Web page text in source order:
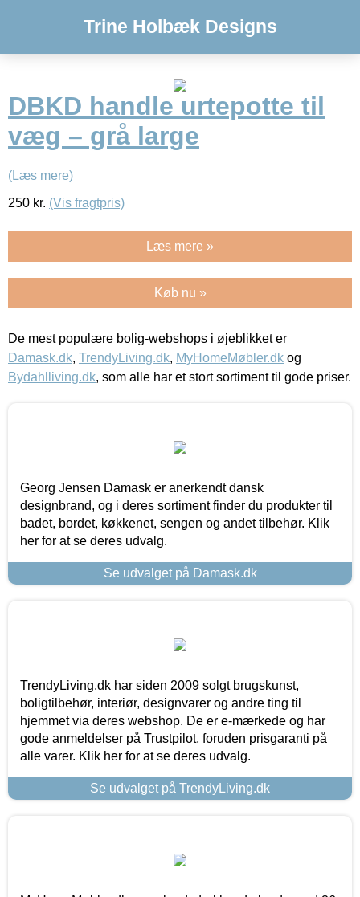
Trine Holbæk Designs
DBKD handle urtepotte til
væg – grå large
(Læs mere)
250 kr. (Vis fragtpris)
Læs mere »
Køb nu »
De mest populære bolig-webshops i øjeblikket er
Damask.dk, TrendyLiving.dk, MyHomeMøbler.dk og
Bydahlliving.dk, som alle har et stort sortiment til gode priser.
Georg Jensen Damask er anerkendt dansk
designbrand, og i deres sortiment finder du produkter til
badet, bordet, køkkenet, sengen og andet tilbehør. Klik
her for at se deres udvalg.
Se udvalget på Damask.dk
TrendyLiving.dk har siden 2009 solgt brugskunst,
boligtilbehør, interiør, designvarer og andre ting til
hjemmet via deres webshop. De er e-mærkede og har
gode anmeldelser på Trustpilot, foruden prisgaranti på
alle varer. Klik her for at se deres udvalg.
Se udvalget på TrendyLiving.dk